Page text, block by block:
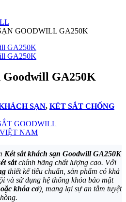
GOODWILL GA250K
Goodwill GA250K
SẠN, KÉT SẮT CHỐNG
GOODWILL
NAM
Két sắt khách sạn Goodwill GA250K
sắtchính hãng chất lượng cao. Với
thiết kế tiêu chuẩn, sản phẩm có khả
và sử dụng hệ thống khóa bảo mật
khóa cơ), mang lại sự an tâm tuyệt